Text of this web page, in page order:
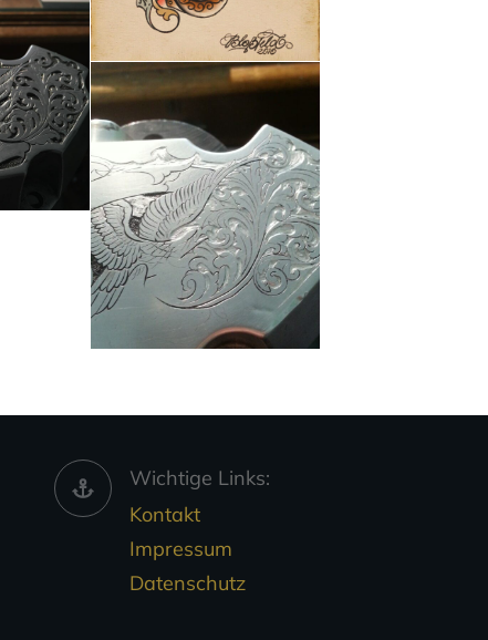
Wichtige Links:
Kontakt
Impressum
Datenschutz